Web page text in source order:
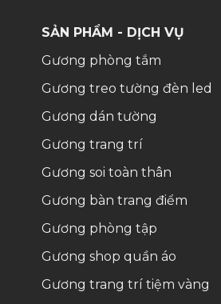
SẢN PHẨM - DỊCH VỤ
Gương phòng tắm
Gương treo tường đèn led
Gương dán tường
Gương trang trí
Gương soi toàn thân
Gương bàn trang điểm
Gương phòng tập
Gương shop quần áo
Gương trang trí tiệm vàng